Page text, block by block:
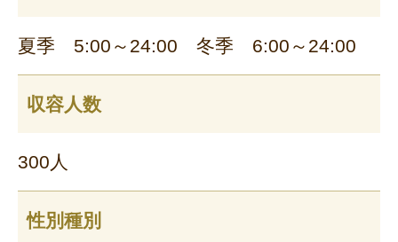
夏季 5:00～24:00 冬季 6:00～24:00
収容人数
300人
性別種別